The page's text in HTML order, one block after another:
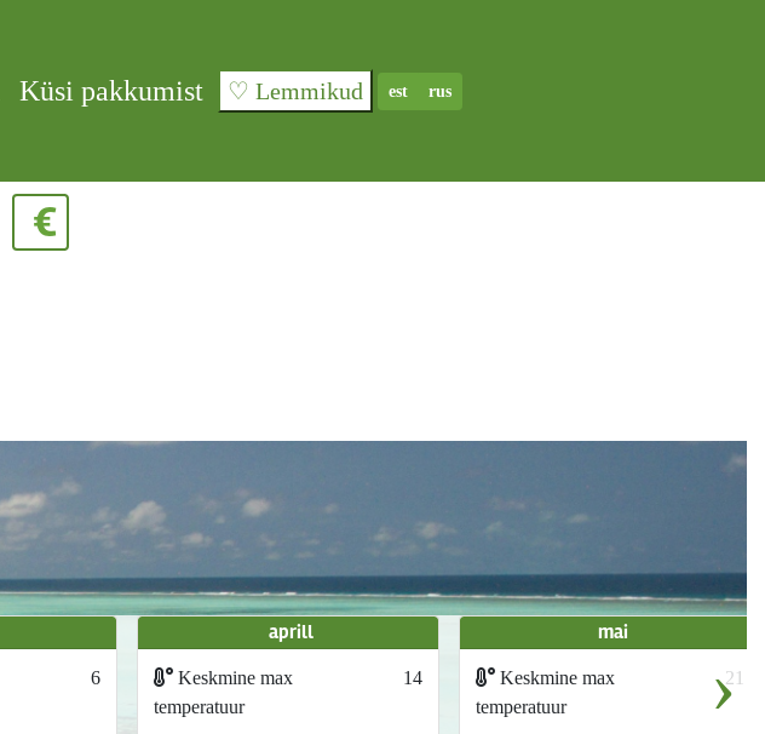
Küsi pakkumist ♡ Lemmikud est rus
€
›
6
aprill
Keskmine max
temperatuur
14
mai
Keskmine max
temperatuur
21